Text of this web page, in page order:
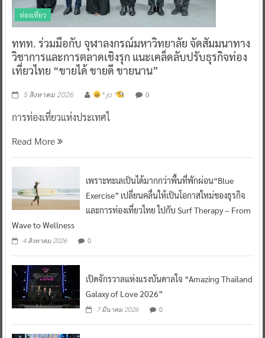
ท่องเที่ยว
ททท. ร่วมมือกับ จุฬาลงกรณ์มหาวิทยาลัย จัดสัมมนาทาง
วิชาการและการตลาดเชิงรุก แนะเคล็ดลับปรับธุรกิจท่อง
เที่ยวไทย “ขายได้ ขายดี ขายนาน”
5 สิงหาคม 2026 ^ jo ^ 0
การท่องเที่ยวแห่งประเทศไ
Read More
เพราะทะเลเป็นได้มากกว่าพื้นที่พักผ่อน“Blue
Exercise” เปลี่ยนคลื่นให้เป็นโอกาสใหม่ของธุรกิจ
และการท่องเที่ยวไทย ไปกับ Surf Therapy – From
Wave to Wellness
4 สิงหาคม 2026 0
เปิดจักรวาลแห่งแรงบันดาลใจ “Amazing Thailand
Galaxy of Love 2026”
7 มีนาคม 2026 0